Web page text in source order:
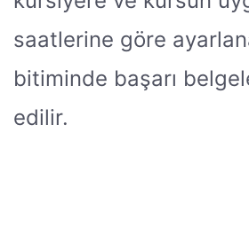
saatlerine göre
bitiminde başarı
edilir.